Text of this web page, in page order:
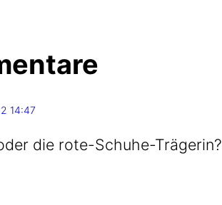
14:47
die rote-Schuhe-Trägerin?